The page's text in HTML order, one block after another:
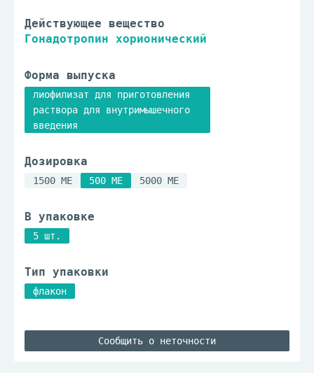
Действующее вещество
Гонадотропин хорионический
Форма выпуска
лиофилизат для приготовления
раствора для внутримышечного
введения
Дозировка
1500 МЕ 500 МЕ 5000 МЕ
В упаковке
5 шт.
Тип упаковки
флакон
Сообщить о неточности